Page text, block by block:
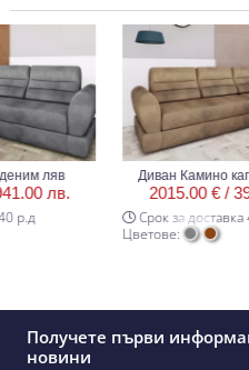
ляв
лв.
Диван Камино
2015.00 € /
Срок за доставка 40
Цветове:
Получете първи
новини